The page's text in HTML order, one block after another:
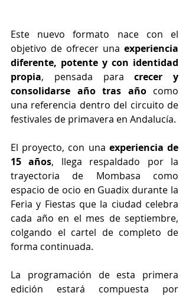
Este nuevo formato nace con el
objetivo de ofrecer una experiencia
diferente, potente y con identidad
propia, pensada para crecer y
consolidarse año tras año como
una referencia dentro del circuito de
festivales de primavera en Andalucía.
El proyecto, con una experiencia de
15 años, llega respaldado por la
trayectoria de Mombasa como
espacio de ocio en Guadix durante la
Feria y Fiestas que la ciudad celebra
cada año en el mes de septiembre,
colgando el cartel de completo de
forma continuada.
La programación de esta primera